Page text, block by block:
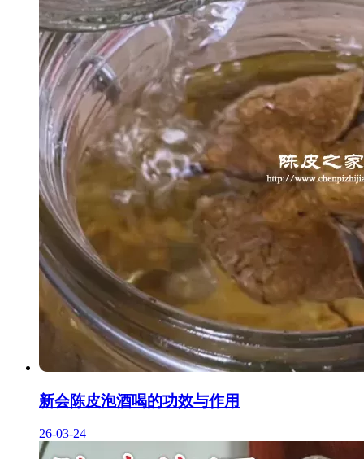
新会陈皮泡酒喝的功效与作用
26-03-24